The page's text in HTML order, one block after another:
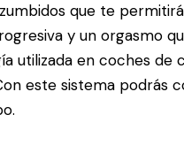
que te
y un orgasmo
utilizada en coches de
este sistema podrás